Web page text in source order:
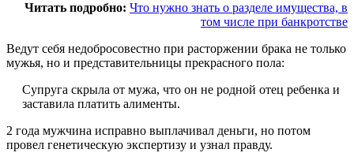
Читать подробно: Что нужно знать о разделе имущества, в
том числе при банкротстве
Ведут себя недобросовестно при расторжении брака не только
мужья, но и представительницы прекрасного пола:
Супруга скрыла от мужа, что он не родной отец ребенка и
заставила платить алименты.
2 года мужчина исправно выплачивал деньги, но потом
провел генетическую экспертизу и узнал правду.